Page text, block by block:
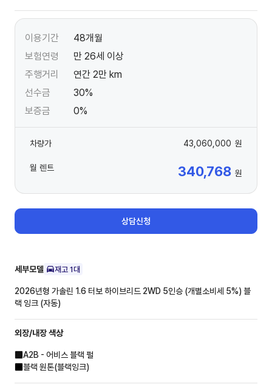
이용기간
48개월
보험연령
만 26세 이상
주행거리
연간 2만 km
선수금
30%
보증금
0%
차량가 43,060,000 원
월 렌트 340,768 원
상담신청
세부모델 재고 1대
2026년형 가솔린 1.6 터보 하이브리드 2WD 5인승 (개별소비세 5%)블
랙 잉크 (자동)
외장/내장색상
A2B - 어비스 블랙 펄
블랙 원톤(블랙잉크)